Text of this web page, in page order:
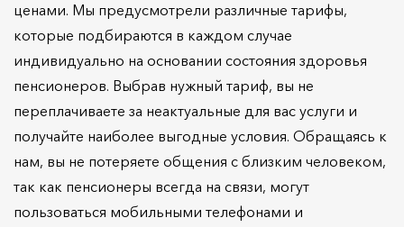
ценами. Мы предусмотрели различные тарифы,
которые подбираются в каждом случае
индивидуально на основании состояния здоровья
пенсионеров. Выбрав нужный тариф, вы не
переплачиваете за неактуальные для вас услуги и
получайте наиболее выгодные условия. Обращаясь к
нам, вы не потеряете общения с близким человеком,
так как пенсионеры всегда на связи, могут
пользоваться мобильными телефонами и